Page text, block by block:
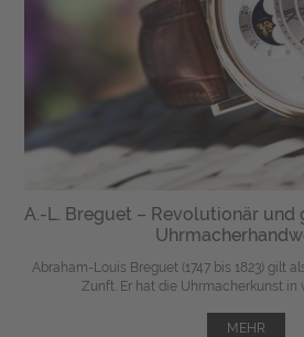
A.-L. Breguet – Revolutionär und
Abraham-Louis Breguet (1747 bis 1823) gilt
Zunft. Er hat die Uhrmacherkunst in
MEHR